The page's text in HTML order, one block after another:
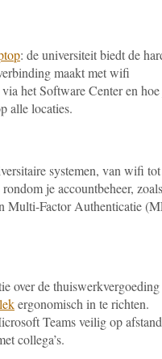
: de universiteit biedt de
maakt met wifi
het Software Center en
alle locaties.
systemen, van wifi
je accountbeheer,
Multi-Factor Authenticatie
over de thuiswerkvergoeding
ergonomisch in te richten.
Teams veilig op afstand
collega’s.